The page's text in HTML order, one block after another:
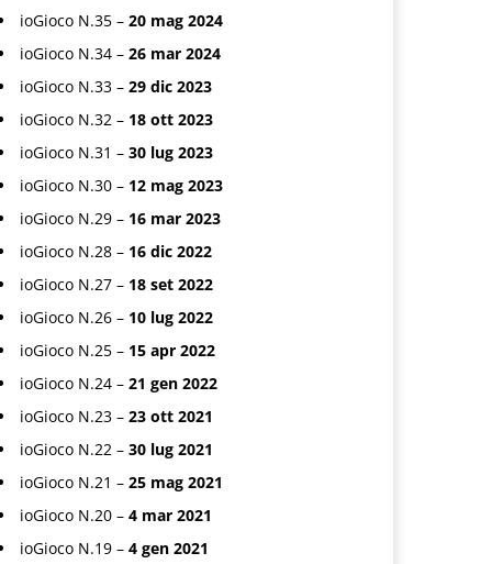
ioGioco N.35 – 20 mag 2024
ioGioco N.34 – 26 mar 2024
ioGioco N.33 – 29 dic 2023
ioGioco N.32 – 18 ott 2023
ioGioco N.31 – 30 lug 2023
ioGioco N.30 – 12 mag 2023
ioGioco N.29 – 16 mar 2023
ioGioco N.28 – 16 dic 2022
ioGioco N.27 – 18 set 2022
ioGioco N.26 – 10 lug 2022
ioGioco N.25 – 15 apr 2022
ioGioco N.24 – 21 gen 2022
ioGioco N.23 – 23 ott 2021
ioGioco N.22 – 30 lug 2021
ioGioco N.21 – 25 mag 2021
ioGioco N.20 – 4 mar 2021
ioGioco N.19 – 4 gen 2021